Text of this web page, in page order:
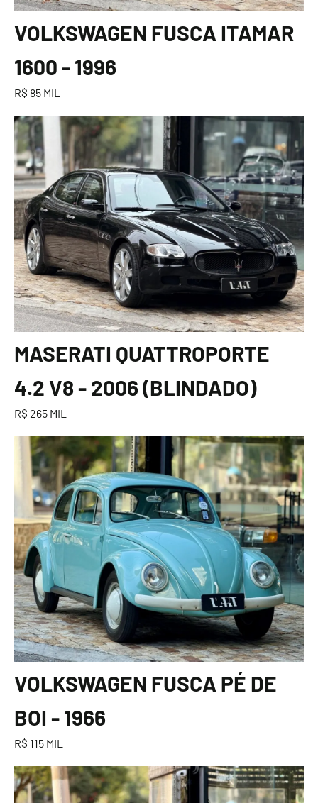
VOLKSWAGEN FUSCA ITAMAR
1600 - 1996
R$ 85 MIL
MASERATI QUATTROPORTE
4.2 V8 - 2006 (BLINDADO)
R$ 265 MIL
VOLKSWAGEN FUSCA PÉ DE
BOI - 1966
R$ 115 MIL